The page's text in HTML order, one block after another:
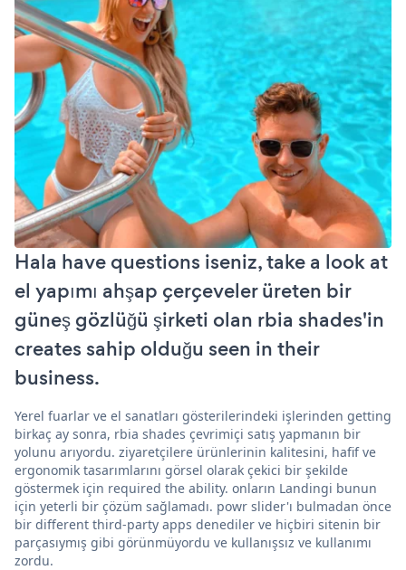
Hala have questions iseniz, take a look at
el yapımı ahşap çerçeveler üreten bir
güneş gözlüğü şirketi olan rbia shades'in
creates sahip olduğu seen in their
business.
Yerel fuarlar ve el sanatları gösterilerindeki işlerinden getting
birkaç ay sonra, rbia shades çevrimiçi satış yapmanın bir
yolunu arıyordu. ziyaretçilere ürünlerinin kalitesini, hafif ve
ergonomik tasarımlarını görsel olarak çekici bir şekilde
göstermek için required the ability. onların Landingi bunun
için yeterli bir çözüm sağlamadı. powr slider'ı bulmadan önce
bir different third-party apps denediler ve hiçbiri sitenin bir
parçasıymış gibi görünmüyordu ve kullanışsız ve kullanımı
zordu.